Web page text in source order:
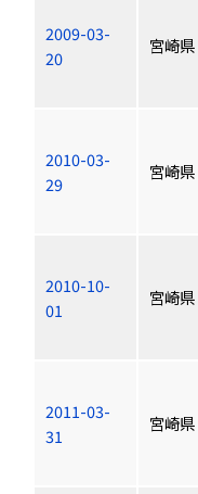
2009-03-
20
宮崎県
2010-03-
29
宮崎県
2010-10-
01
宮崎県
2011-03-
31
宮崎県